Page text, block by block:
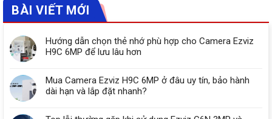
BÀI VIẾT MỚI
Hướng dẫn chọn thẻ nhớ phù hợp cho Camera Ezviz
H9C 6MP để lưu lâu hơn
Mua Camera Ezviz H9C 6MP ở đâu uy tín, bảo hành
dài hạn và lắp đặt nhanh?